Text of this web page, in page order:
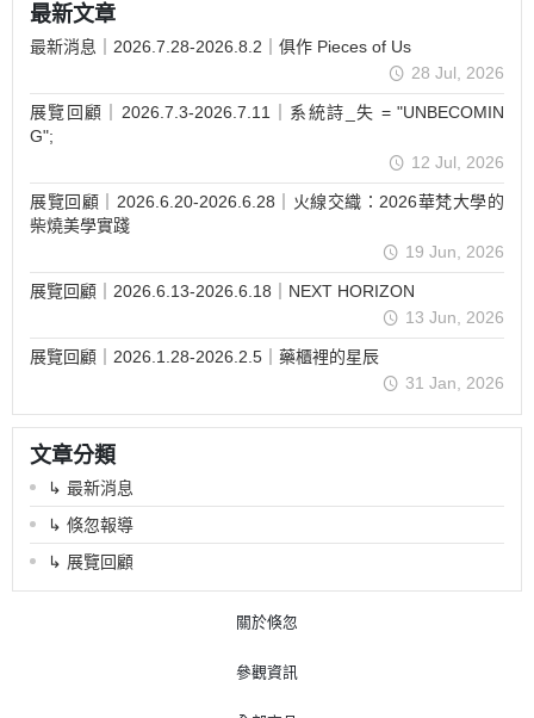
最新文章
最新消息｜2026.7.28-2026.8.2｜俱作 Pieces of Us
28 Jul, 2026
展覽回顧｜2026.7.3-2026.7.11｜系統詩_失 = "UNBECOMIN
G";
12 Jul, 2026
展覽回顧｜2026.6.20-2026.6.28｜火線交織：2026華梵大學的
柴燒美學實踐
19 Jun, 2026
展覽回顧｜2026.6.13-2026.6.18｜NEXT HORIZON
13 Jun, 2026
展覽回顧｜2026.1.28-2026.2.5｜藥櫃裡的星辰
31 Jan, 2026
文章分類
↳ 最新消息
↳ 倏忽報導
↳ 展覽回顧
關於倏忽
參觀資訊